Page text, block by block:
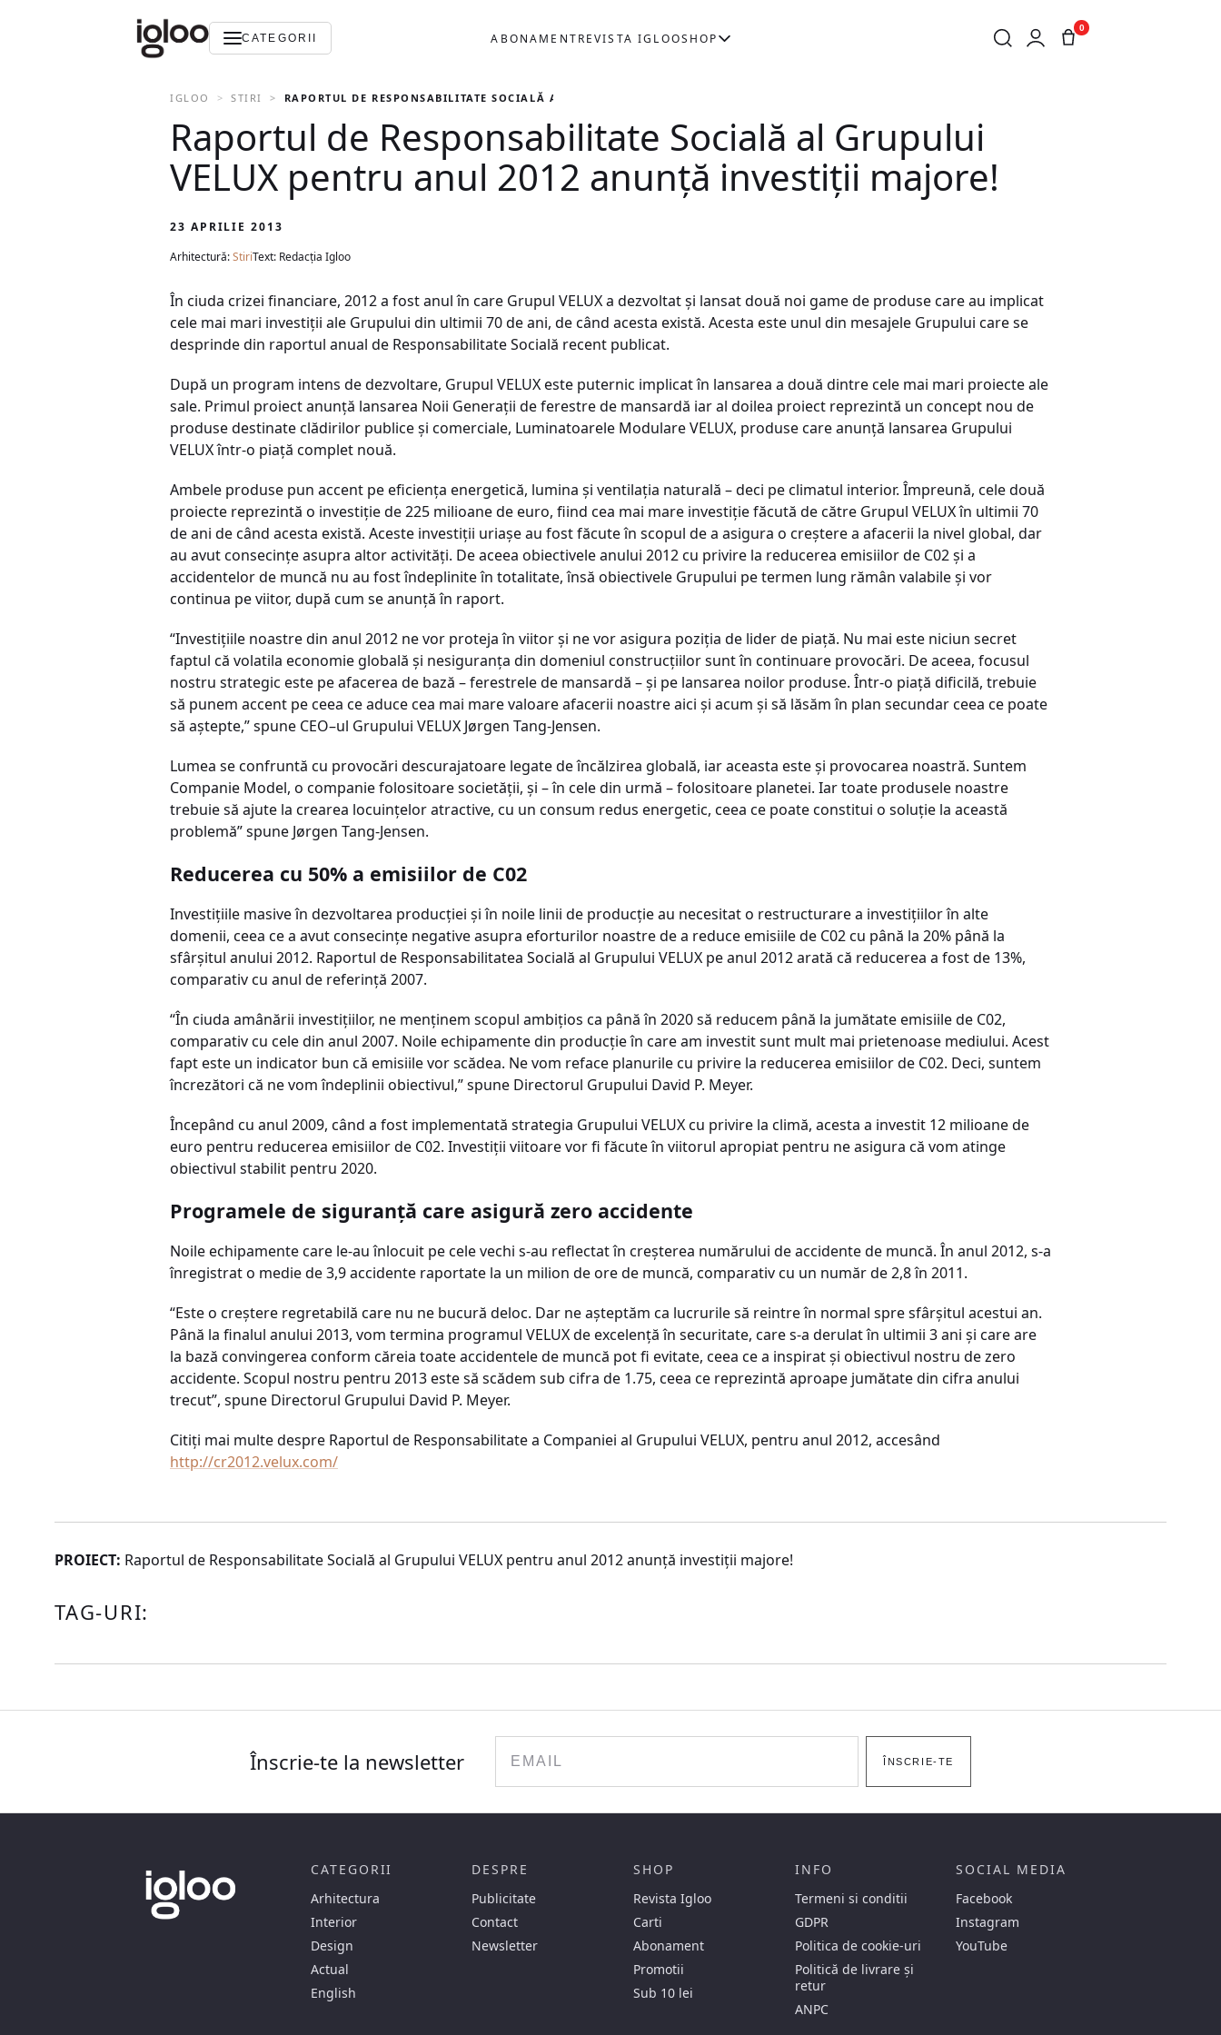
CATEGORII ABONAMENTREVISTA IGLOOSHOP
0
IGLOO STIRI RAPORTUL DE RESPONSABILITATE SOCIALĂ AL GRUPULUI VELUX PENTRU ANUL 2012 ANUNŢĂ INVESTIŢII MAJORE!
Raportul de Responsabilitate Socială al Grupului
VELUX pentru anul 2012 anunţă investiţii majore!
23 APRILIE 2013
Arhitectură:StiriText: Redacția Igloo
În ciuda crizei financiare, 2012 a fost anul în care Grupul VELUX a dezvoltat şi lansat două noi game de produse care au implicat
cele mai mari investiţii ale Grupului din ultimii 70 de ani, de când acesta există. Acesta este unul din mesajele Grupului care se
desprinde din raportul anual de Responsabilitate Socială recent publicat.
După un program intens de dezvoltare, Grupul VELUX este puternic implicat în lansarea a două dintre cele mai mari proiecte ale
sale. Primul proiect anunţă lansarea Noii Generaţii de ferestre de mansardă iar al doilea proiect reprezintă un concept nou de
produse destinate clădirilor publice şi comerciale, Luminatoarele Modulare VELUX, produse care anunţă lansarea Grupului
VELUX într-o piaţă complet nouă.
Ambele produse pun accent pe eficienţa energetică, lumina şi ventilaţia naturală – deci pe climatul interior. Împreună, cele două
proiecte reprezintă o investiţie de 225 milioane de euro, fiind cea mai mare investiţie făcută de către Grupul VELUX în ultimii 70
de ani de când acesta există. Aceste investiţii uriaşe au fost făcute în scopul de a asigura o creştere a afacerii la nivel global, dar
au avut consecinţe asupra altor activităţi. De aceea obiectivele anului 2012 cu privire la reducerea emisiilor de C02 şi a
accidentelor de muncă nu au fost îndeplinite în totalitate, însă obiectivele Grupului pe termen lung rămân valabile şi vor
continua pe viitor, după cum se anunţă în raport.
“Investiţiile noastre din anul 2012 ne vor proteja în viitor şi ne vor asigura poziţia de lider de piaţă. Nu mai este niciun secret
faptul că volatila economie globală şi nesiguranţa din domeniul construcţiilor sunt în continuare provocări. De aceea, focusul
nostru strategic este pe afacerea de bază – ferestrele de mansardă – şi pe lansarea noilor produse. Într-o piaţă dificilă, trebuie
să punem accent pe ceea ce aduce cea mai mare valoare afacerii noastre aici şi acum şi să lăsăm în plan secundar ceea ce poate
să aştepte,” spune CEO–ul Grupului VELUX Jørgen Tang-Jensen.
Lumea se confruntă cu provocări descurajatoare legate de încălzirea globală, iar aceasta este şi provocarea noastră. Suntem
Companie Model, o companie folositoare societăţii, şi – în cele din urmă – folositoare planetei. Iar toate produsele noastre
trebuie să ajute la crearea locuinţelor atractive, cu un consum redus energetic, ceea ce poate constitui o soluţie la această
problemă” spune Jørgen Tang-Jensen.
Reducerea cu 50% a emisiilor de C02
Investiţiile masive în dezvoltarea producţiei şi în noile linii de producţie au necesitat o restructurare a investiţiilor în alte
domenii, ceea ce a avut consecinţe negative asupra eforturilor noastre de a reduce emisiile de C02 cu până la 20% până la
sfârşitul anului 2012. Raportul de Responsabilitatea Socială al Grupului VELUX pe anul 2012 arată că reducerea a fost de 13%,
comparativ cu anul de referinţă 2007.
“În ciuda amânării investiţiilor, ne menţinem scopul ambiţios ca până în 2020 să reducem până la jumătate emisiile de C02,
comparativ cu cele din anul 2007. Noile echipamente din producţie în care am investit sunt mult mai prietenoase mediului. Acest
fapt este un indicator bun că emisiile vor scădea. Ne vom reface planurile cu privire la reducerea emisiilor de C02. Deci, suntem
încrezători că ne vom îndeplinii obiectivul,” spune Directorul Grupului David P. Meyer.
Începând cu anul 2009, când a fost implementată strategia Grupului VELUX cu privire la climă, acesta a investit 12 milioane de
euro pentru reducerea emisiilor de C02. Investiţii viitoare vor fi făcute în viitorul apropiat pentru ne asigura că vom atinge
obiectivul stabilit pentru 2020.
Programele de siguranţă care asigură zero accidente
Noile echipamente care le-au înlocuit pe cele vechi s-au reflectat în creşterea numărului de accidente de muncă. În anul 2012, s-a
înregistrat o medie de 3,9 accidente raportate la un milion de ore de muncă, comparativ cu un număr de 2,8 în 2011.
“Este o creştere regretabilă care nu ne bucură deloc. Dar ne aşteptăm ca lucrurile să reintre în normal spre sfârşitul acestui an.
Până la finalul anului 2013, vom termina programul VELUX de excelenţă în securitate, care s-a derulat în ultimii 3 ani şi care are
la bază convingerea conform căreia toate accidentele de muncă pot fi evitate, ceea ce a inspirat şi obiectivul nostru de zero
accidente. Scopul nostru pentru 2013 este să scădem sub cifra de 1.75, ceea ce reprezintă aproape jumătate din cifra anului
trecut”, spune Directorul Grupului David P. Meyer.
Citiţi mai multe despre Raportul de Responsabilitate a Companiei al Grupului VELUX, pentru anul 2012, accesând
http://cr2012.velux.com/
PROIECT: Raportul de Responsabilitate Socială al Grupului VELUX pentru anul 2012 anunţă investiţii majore!
TAG-URI:
Înscrie-te la newsletter ÎNSCRIE-TE
CATEGORII
Arhitectura
Interior
Design
Actual
English
DESPRE
Publicitate
Contact
Newsletter
SHOP
Revista Igloo
Carti
Abonament
Promotii
Sub 10 lei
INFO
Termeni si conditii
GDPR
Politica de cookie-uri
Politică de livrare și
retur
ANPC
SOCIAL MEDIA
Facebook
Instagram
YouTube